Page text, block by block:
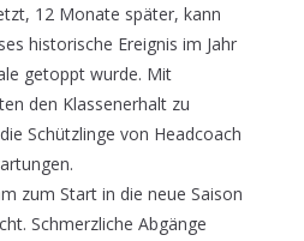
12 Monate später, kann
historische Ereignis im Jahr
getoppt wurde. Mit
den Klassenerhalt zu
Schützlinge von Headcoach
zum Start in die neue Saison
Schmerzliche Abgänge